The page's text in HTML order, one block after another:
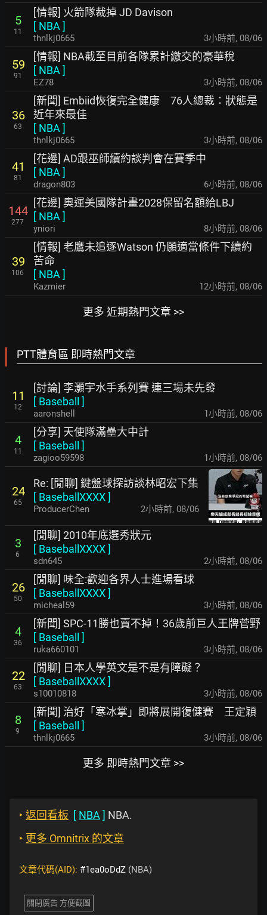
5
11
[情報] 火箭隊裁掉 JD Davison
[ NBA ]
thnlkj0665 3小時前, 08/06
59
91
[情報] NBA截至目前各隊累計繳交的豪華稅
[ NBA ]
EZ78 3小時前, 08/06
36
63
[新聞] Embiid恢復完全健康 76人總裁：狀態是
近年來最佳
[ NBA ]
thnlkj0665 3小時前, 08/06
41
81
[花邊] AD跟巫師續約談判會在賽季中
[ NBA ]
dragon803 6小時前, 08/06
144
277
[花邊] 奧運美國隊計畫2028保留名額給LBJ
[ NBA ]
yniori 8小時前, 08/06
39
106
[情報] 老鷹未追逐Watson 仍願適當條件下續約
苦命
[ NBA ]
Kazmier 12小時前, 08/06
更多 近期熱門文章 >>
PTT體育區 即時熱門文章
11
12
[討論] 李灝宇水手系列賽 連三場未先發
[ Baseball ]
aaronshell 1小時前, 08/06
4
11
[分享] 天使隊滿壘大中計
[ Baseball ]
zagioo59598 1小時前, 08/06
24
65
Re: [閒聊] 鍵盤球探訪談林昭宏下集
[ BaseballXXXX]
ProducerChen 2小時前, 08/06
3
6
[閒聊] 2010年底選秀狀元
[ BaseballXXXX]
sdn645 2小時前, 08/06
26
50
[閒聊] 味全:歡迎各界人士進場看球
[ BaseballXXXX]
micheal59 3小時前, 08/06
4
36
[新聞] SPC-11勝也賣不掉！36歲前巨人王牌菅野
[ Baseball ]
ruka660101 3小時前, 08/06
22
63
[閒聊] 日本人學英文是不是有障礙？
[ BaseballXXXX]
s10010818 3小時前, 08/06
8
9
[新聞] 治好「寒冰掌」即將展開復健賽 王定穎
[ Baseball ]
thnlkj0665 3小時前, 08/06
更多 即時熱門文章 >>
‣ 返回看板 [ NBA ] NBA.
‣ 更多 Omnitrix 的文章
文章代碼(AID): #1ea0oDdZ (NBA)
關閉廣告 方便截圖